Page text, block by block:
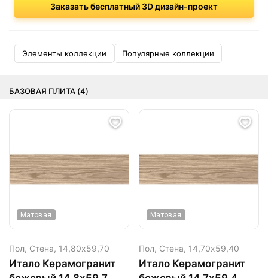
Заказать бесплатный 3D дизайн-проект
Элементы коллекции Популярные коллекции
БАЗОВАЯ ПЛИТА (4)
Матовая
Пол, Стена, 14,80х59,70
Итало Керамогранит
Матовая
Пол, Стена, 14,70х59,40
Итало Керамогранит